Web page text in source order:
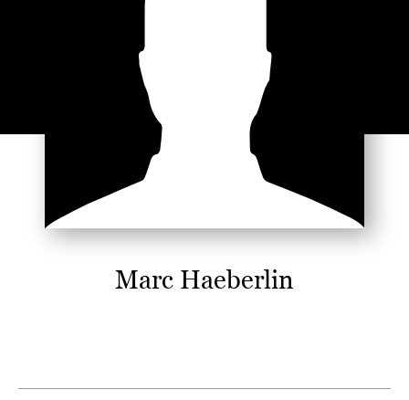
Marc Haeberlin